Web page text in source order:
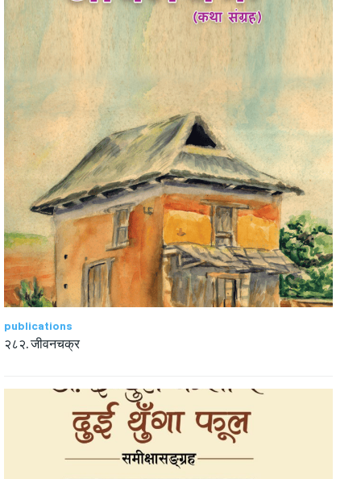
publications
२८२. जीवनचक्र